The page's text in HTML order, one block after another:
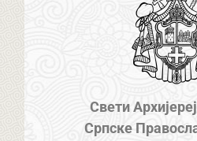
Свети
Српске